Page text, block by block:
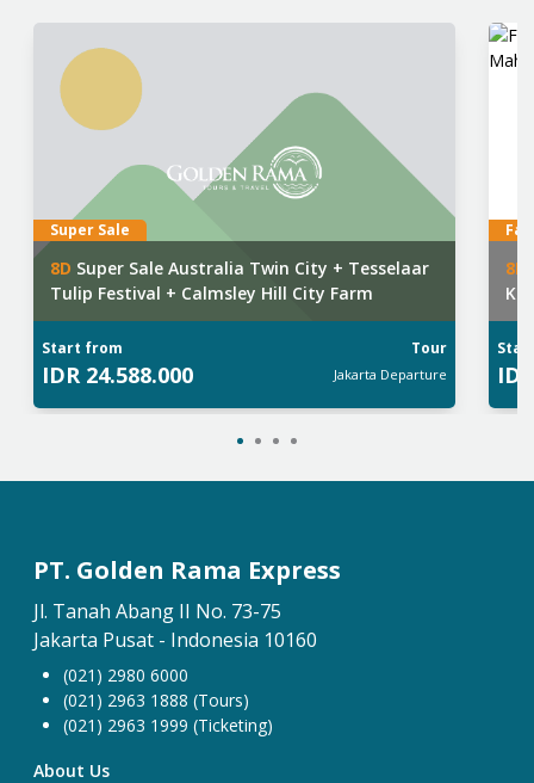
Super Sale
8D Super Sale Australia Twin City + Tesselaar
Tulip Festival + Calmsley Hill City Farm
Start from Tour
IDR 24.588.000 Jakarta Departure
8D
PT. Golden Rama Express
Jl. Tanah Abang II No. 73-75
Jakarta Pusat - Indonesia 10160
(021) 2980 6000
(021) 2963 1888 (Tours)
(021) 2963 1999 (Ticketing)
About Us